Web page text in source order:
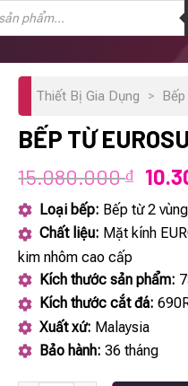
Thiết Bị Gia Dụng >
BẾP TỪ
15.080.000₫
Giá
gốc
là:
Loại bếp: Bếp từ 2
Chất liệu: Mặt kính
kim nhôm cao cấp
Kích thước sản phẩm:
Kích thước cắt đá:
Xuất xứ: Malaysia
Bảo hành: 36 tháng